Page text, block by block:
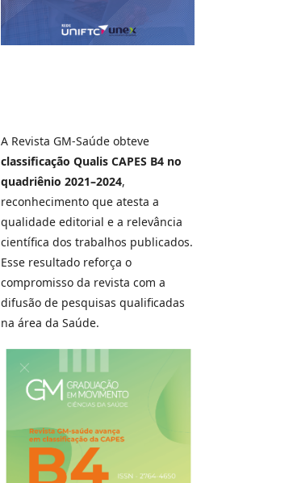
A Revista GM-Saúde obteve
classificação Qualis CAPES B4 no
quadriênio 2021–2024,
reconhecimento que atesta a
qualidade editorial e a relevância
científica dos trabalhos publicados.
Esse resultado reforça o
compromisso da revista com a
difusão de pesquisas qualificadas
na área da Saúde.